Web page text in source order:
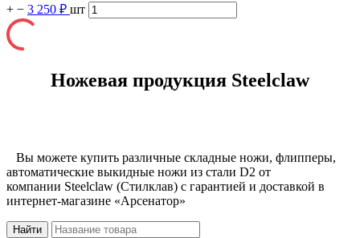
+ − 3 250 ₽ шт
Ножевая продукция Steelclaw
Вы можете купить различные складные ножи, флипперы,
автоматические выкидные ножи из стали D2 от
компании Steelclaw (Стилклав) с гарантией и доставкой в
интернет-магазине «Арсенатор»